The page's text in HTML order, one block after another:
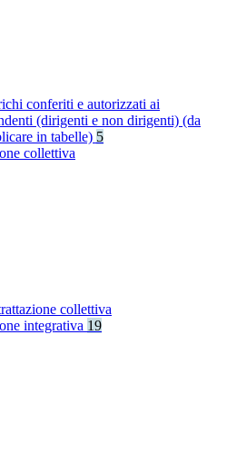
conferiti e autorizzati ai
(dirigenti e non dirigenti) (da
in tabelle) 5
collettiva
collettiva
integrativa 19